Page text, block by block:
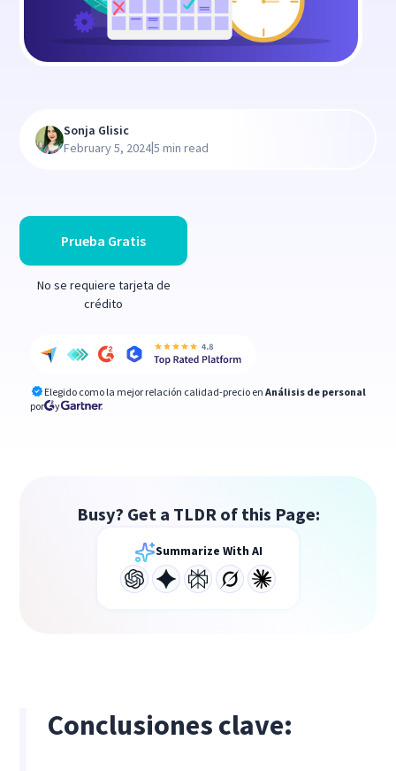
Prueba Gratis
No se requiere tarjeta de
crédito
Elegido como la mejor relación calidad-precio en Análisis de personal
por
y
Sonja Glisic
February 5, 2024|5 min read
Busy? Get a TLDR of this Page:
Summarize With AI
Conclusiones clave: